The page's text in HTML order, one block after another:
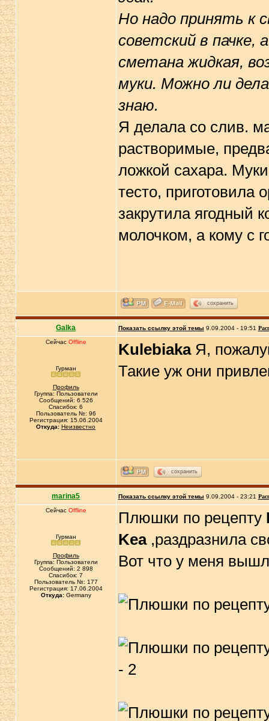
Но надо принять к
советский в пачке,
сметана жидкая,
муки. Можно ли
знаю.
Я делала со слив.
растворимые,
ложкой сахара.
тесто, приготовила
закрутила ягодный
молочком, а кому с
сохранить
Galka Показать ссылку этой темы 9.09.2004 - 19:51
Сейчас Offline
Гурман
Профиль
Группа: Пользователи
Сообщений: 6 526
Спасибок: 6
Пользователь №: 96
Регистрация: 15.06.2004
Откуда: Неизвестно
KulebiakaЯ,
Такие уж они
сохранить
marina5 Показать ссылку этой темы 9.09.2004 - 23:21
Сейчас Offline
Гурман
Профиль
Группа: Пользователи
Сообщений: 2 898
Спасибок: 7
Пользователь №: 177
Регистрация: 17.06.2004
Откуда:Germany
Плюшки по рецепту
Kea,раздразнила
Вот что у меня